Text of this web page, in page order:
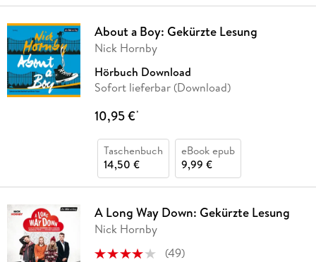
About a Boy: Gekürzte Lesung
Nick Hornby
Hörbuch Download
Sofort lieferbar (Download)
10,95 €*
Taschenbuch
14,50 €
eBook epub
9,99 €
A Long Way Down: Gekürzte Lesung
Nick Hornby
(49)